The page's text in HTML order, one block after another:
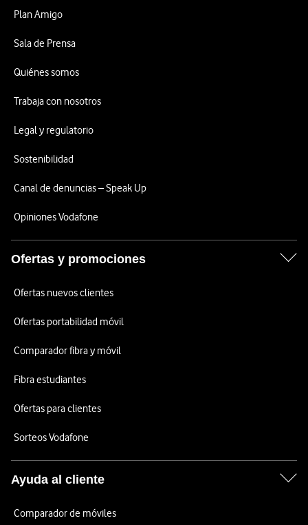
Plan Amigo
Sala de Prensa
Quiénes somos
Trabaja con nosotros
Legal y regulatorio
Sostenibilidad
Canal de denuncias – Speak Up
Opiniones Vodafone
Ofertas y promociones
Ofertas nuevos clientes
Ofertas portabilidad móvil
Comparador fibra y móvil
Fibra estudiantes
Ofertas para clientes
Sorteos Vodafone
Ayuda al cliente
Comparador de móviles